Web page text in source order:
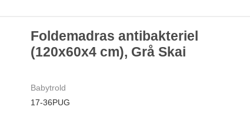
Foldemadras antibakteriel
(120x60x4 cm), Grå Skai
Babytrold
17-36PUG